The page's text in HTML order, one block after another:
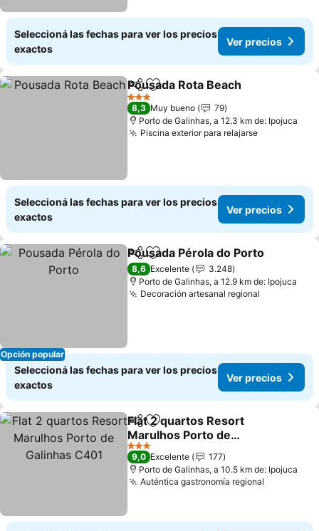
Seleccioná las fechas para ver los precios
exactos
Ver precios
CompartirAñadir a favoritos
Pousada Rota Beach
3 Estrellas
8,3 Muy bueno
79
Porto de Galinhas, a 12.3 km de: Ipojuca
Piscina exterior para relajarse
Seleccioná las fechas para ver los precios
exactos
Ver precios
Opción popular
CompartirAñadir a favoritos
Pousada Pérola do Porto
8,6 Excelente
3.248
Porto de Galinhas, a 12.9 km de: Ipojuca
Decoración artesanal regional
Seleccioná las fechas para ver los precios
exactos
Ver precios
CompartirAñadir a favoritos
Flat 2 quartos Resort
Marulhos Porto de
Galinhas C401
3 Estrellas
9,0 Excelente
177
Porto de Galinhas, a 10.5 km de: Ipojuca
Auténtica gastronomía regional